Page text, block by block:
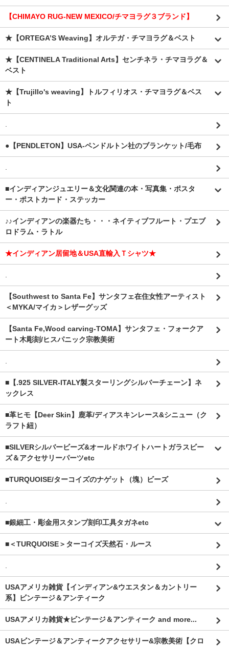
【CHIMAYO RUG-NEW MEXICO/チマヨラグ３ブランド】
★【ORTEGA’S Weaving】オルテガ・チマヨラグ＆ベスト
★【CENTINELA Traditional Arts】センチネラ・チマヨラグ＆
ベスト
★【Trujillo's weaving】トルフィリオス・チマヨラグ＆ベス
ト
.
●【PENDLETON】USA-ペンドルトン社のブランケット/毛布
.
■インディアンジュエリー＆文化関連の本・写真集・ポスタ
ー・ポストカード・ステッカー
♪♪インディアンの楽器たち・・・ネイティブフルート・プエブ
ロドラム・ラトル
★インディアン居留地＆USA直輸入Ｔシャツ★
.
【Southwest to Santa Fe】サンタフェ在住女性アーティスト
＜MYKA/マイカ＞レザーグッズ
【Santa Fe,Wood carving-TOMA】サンタフェ・フォークア
ート木彫刻/ヒスパニック宗教美術
.
■【.925 SILVER-ITALY製スターリングシルバーチェーン】ネ
ックレス
■革ヒモ【Deer Skin】鹿革/ディアスキンレース&シニュー（ク
ラフト紐）
■SILVERシルバービーズ&オールドホワイトハートガラスビー
ズ＆アクセサリーパーツetc
■TURQUOISE/ターコイズのナゲット（塊）ビーズ
.
■銀細工・彫金用スタンプ刻印工具タガネetc
■＜TURQUOISE＞ターコイズ天然石・ルース
.
USAアメリカ雑貨【インディアン&ウエスタン＆カントリー
系】ビンテージ＆アンティーク
USAアメリカ雑貨★ビンテージ＆アンティーク and more...
USAビンテージ＆アンティークアクセサリー&宗教美術【クロ